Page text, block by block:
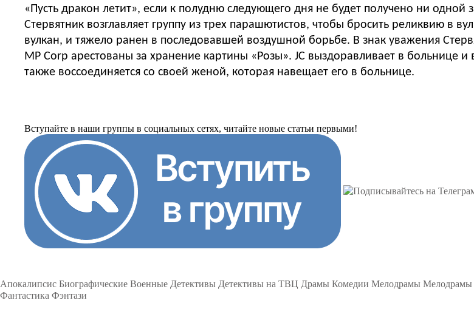
«Пусть дракон летит», если к полудню следующего дня не будет получено ни одной
Стервятник возглавляет группу из трех парашютистов, чтобы бросить реликвию в
вулкан, и тяжело ранен в последовавшей воздушной борьбе. В знак уважения
MP Corp арестованы за хранение картины «Розы». JC выздоравливает в больнице
также воссоединяется со своей женой, которая навещает его в больнице.
Вступайте в наши группы в социальных сетях, читайте новые статьи первыми!
Апокалипсис Биографические Военные Детективы Детективы на ТВЦ Драмы Комедии Мелодрамы
Фантастика Фэнтази